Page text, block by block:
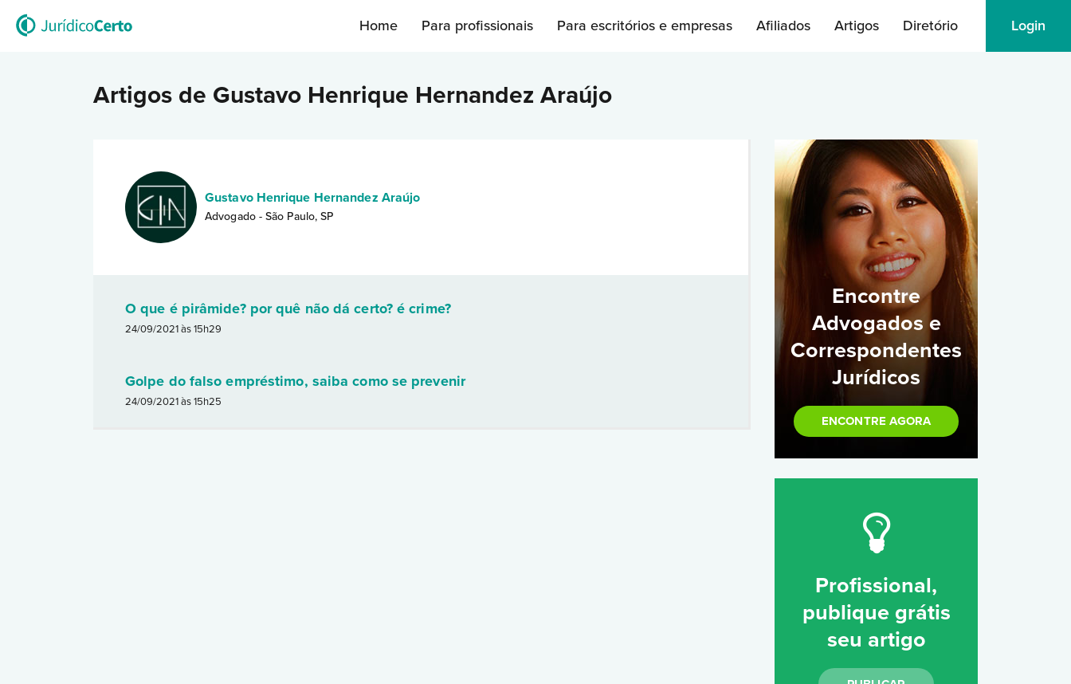
Home Para profissionais Para escritórios e empresas Afiliados Artigos Diretório Login
Artigos de Gustavo Henrique Hernandez Araújo
Gustavo Henrique Hernandez Araújo
Advogado - São Paulo, SP
O que é pirâmide? por quê não dá certo? é crime?
24/09/2021 às 15h29
Golpe do falso empréstimo, saiba como se prevenir
24/09/2021 às 15h25
Encontre
Advogados e
Correspondentes
Jurídicos
ENCONTRE AGORA
Profissional,
publique grátis
seu artigo